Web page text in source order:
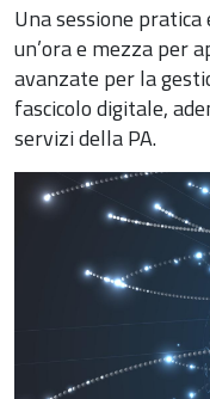
Una sessione
un’ora e mezza per
avanzate per la
fascicolo digitale,
servizi della PA.